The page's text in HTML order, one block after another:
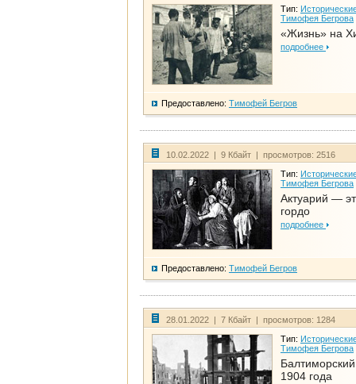
Тип:
Тимофея Бегрова
«Жизнь» на
подробнее
Предоставлено: Тимофей Бегров
10.02.2022 | 9 Кбайт | просмотров: 2516
Тип:
Тимофея Бегрова
Актуарий —
гордо
подробнее
Предоставлено: Тимофей Бегров
28.01.2022 | 7 Кбайт | просмотров: 1284
Тип:
Тимофея Бегрова
1904 года